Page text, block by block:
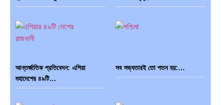
আন্তর্জাতিক প্রতিবেদন: এশিয়া
মহাদেশের ৪৯টি…
সব সভ্যতারই তো পতন হয়:…